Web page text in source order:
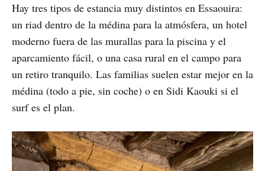
Hay tres tipos de estancia muy distintos en Essaouira:
un riad dentro de la médina para la atmósfera, un hotel
moderno fuera de las murallas para la piscina y el
aparcamiento fácil, o una casa rural en el campo para
un retiro tranquilo. Las familias suelen estar mejor en la
médina (todo a pie, sin coche) o en Sidi Kaouki si el
surf es el plan.